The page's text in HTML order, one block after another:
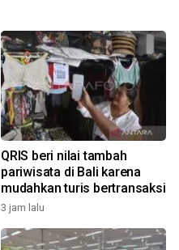
QRIS beri nilai tambah
pariwisata di Bali karena
mudahkan turis bertransaksi
3 jam lalu